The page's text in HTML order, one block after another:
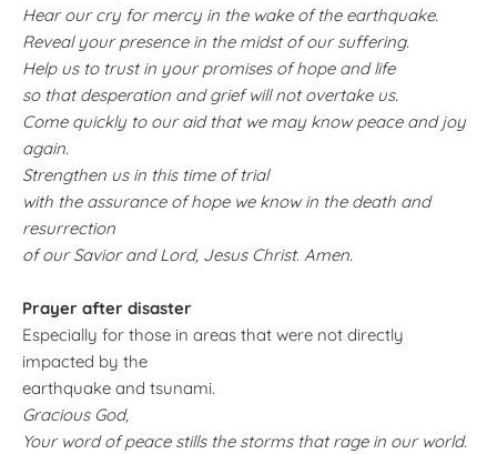
Hear our cry for mercy in the wake of the earthquake.
Reveal your presence in the midst of our suffering.
Help us to trust in your promises of hope and life
so that desperation and grief will not overtake us.
Come quickly to our aid that we may know peace and joy
again.
Strengthen us in this time of trial
with the assurance of hope we know in the death and
resurrection
of our Savior and Lord, Jesus Christ. Amen.
Prayer after disaster
Especially for those in areas that were not directly
impacted by the
earthquake and tsunami.
Gracious God,
Your word of peace stills the storms that rage in our world.